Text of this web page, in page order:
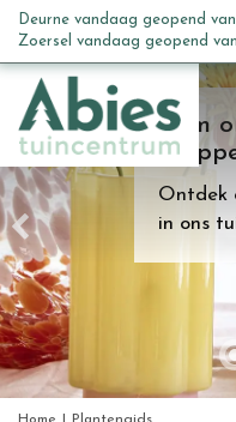
n
c
o
n
t
e
n
t
Kom
Ontdek
in ons
Deurne vandaag geopend van
Zoersel vandaag geopend van